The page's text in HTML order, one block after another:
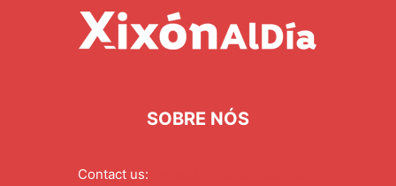
SOBRE NÓS
Contact us: